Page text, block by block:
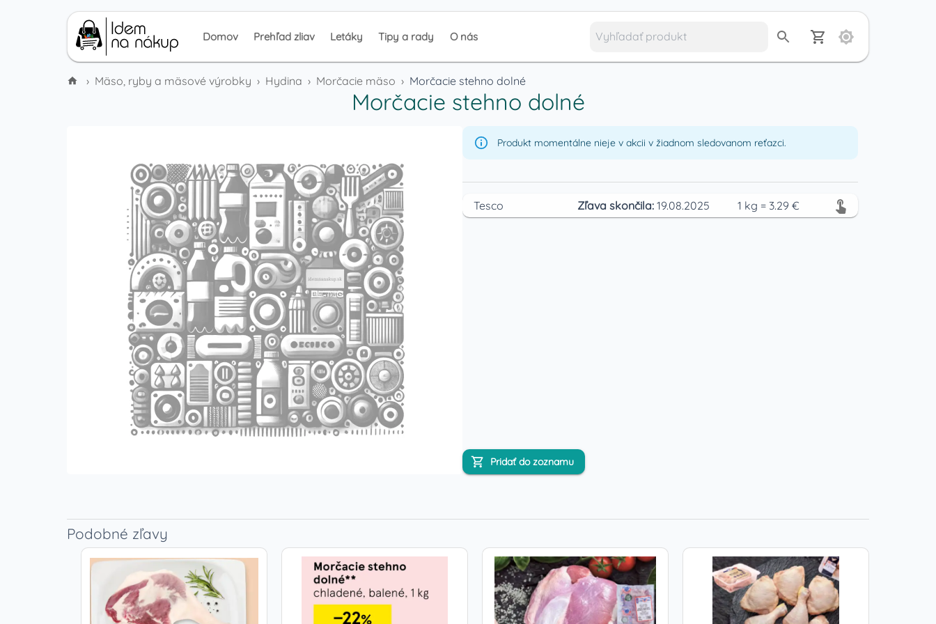
Domov Prehľad zliav Letáky Tipy a rady O nás
› Mäso, ryby a mäsové výrobky › Hydina › Morčacie mäso › Morčacie stehno dolné
Morčacie stehno dolné
Produkt momentálne nieje v akcii v žiadnom sledovanom reťazci.
Tesco Zľava skončila:19.08.2025 1 kg = 3.29 €
Pridať do zoznamu
Podobné zľavy